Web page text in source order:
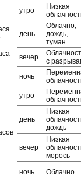
утро
Низкая
день
Облачно,
дождь,
туман
вечер
с
ночь
утро
день
Низкая
дождь
вечер
Низкая
морось
ночь
Облачно